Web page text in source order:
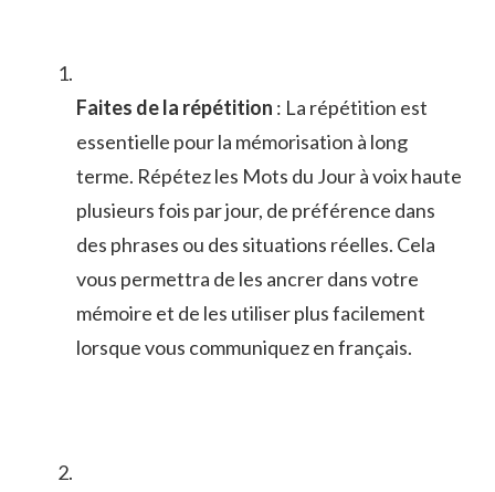
Faites⁣ de la⁣ répétition : La répétition ​est
essentielle pour la ⁤mémorisation à long
⁢terme. Répétez les ⁢Mots ‍du Jour à voix haute
plusieurs fois ⁢par jour,⁤ de préférence‍ dans
des ⁤phrases ou des situations ⁤réelles. Cela⁤
vous permettra⁣ de les ancrer dans votre
mémoire‍ et de ​les utiliser plus facilement
⁣lorsque vous communiquez ⁣en français.